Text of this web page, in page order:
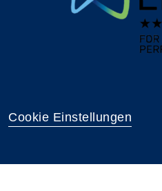
Cookie Einstellungen